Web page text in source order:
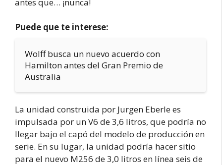
Puede que te interese:
Wolff busca un nuevo acuerdo con
Hamilton antes del Gran Premio de
Australia
La unidad construida por Jurgen Eberle es
impulsada por un V6 de 3,6 litros, que podría no
llegar bajo el capó del modelo de producción en
serie. En su lugar, la unidad podría hacer sitio
para el nuevo M256 de 3,0 litros en línea seis de